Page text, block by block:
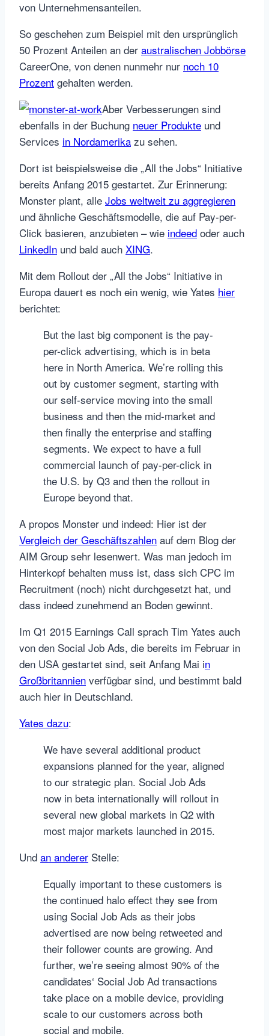
von Unternehmensanteilen.
So geschehen zum Beispiel mit den ursprünglich
50 Prozent Anteilen an der australischen Jobbörse
CareerOne, von denen nunmehr nur noch 10
Prozent gehalten werden.
Aber Verbesserungen sind
ebenfalls in der Buchung neuer Produkte und
Services in Nordamerika zu sehen.
Dort ist beispielsweise die „All the Jobs“ Initiative
bereits Anfang 2015 gestartet. Zur Erinnerung:
Monster plant, alle Jobs weltweit zu aggregieren
und ähnliche Geschäftsmodelle, die auf Pay-per-
Click basieren, anzubieten – wie indeed oder auch
LinkedIn und bald auch XING.
Mit dem Rollout der „All the Jobs“ Initiative in
Europa dauert es noch ein wenig, wie Yates hier
berichtet:
But the last big component is the pay-
per-click advertising, which is in beta
here in North America. We’re rolling this
out by customer segment, starting with
our self-service moving into the small
business and then the mid-market and
then finally the enterprise and staffing
segments. We expect to have a full
commercial launch of pay-per-click in
the U.S. by Q3 and then the rollout in
Europe beyond that.
A propos Monster und indeed: Hier ist der
Vergleich der Geschäftszahlen auf dem Blog der
AIM Group sehr lesenwert. Was man jedoch im
Hinterkopf behalten muss ist, dass sich CPC im
Recruitment (noch) nicht durchgesetzt hat, und
dass indeed zunehmend an Boden gewinnt.
Im Q1 2015 Earnings Call sprach Tim Yates auch
von den Social Job Ads, die bereits im Februar in
den USA gestartet sind, seit Anfang Mai in
Großbritannien verfügbar sind, und bestimmt bald
auch hier in Deutschland.
Yates dazu:
We have several additional product
expansions planned for the year, aligned
to our strategic plan. Social Job Ads
now in beta internationally will rollout in
several new global markets in Q2 with
most major markets launched in 2015.
Und an anderer Stelle:
Equally important to these customers is
the continued halo effect they see from
using Social Job Ads as their jobs
advertised are now being retweeted and
their follower counts are growing. And
further, we’re seeing almost 90% of the
candidates‘ Social Job Ad transactions
take place on a mobile device, providing
scale to our customers across both
social and mobile.